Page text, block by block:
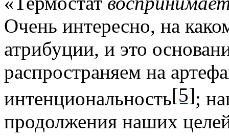
Очень интересно, на
атри­буции, и это
распространяем на
интенциональность[5];
продолжения наших